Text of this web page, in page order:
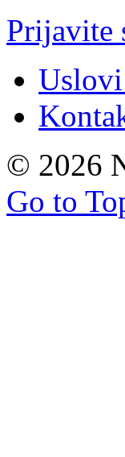
Prijavite
© 2026
Go to